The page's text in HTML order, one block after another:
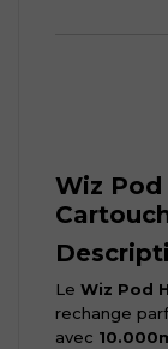
Wiz
Le Wiz Pod
rechange
avec